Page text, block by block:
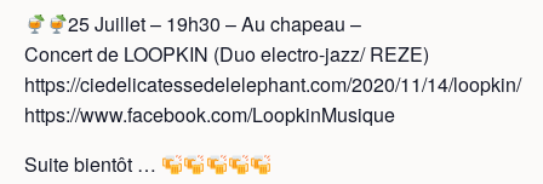
25 Juillet – 19h30 – Au chapeau –
Concert de LOOPKIN (Duo electro-jazz/ REZE)
https://ciedelicatessedelelephant.com/2020/11/14/loopkin/
https://www.facebook.com/LoopkinMusique
Suite bientôt …